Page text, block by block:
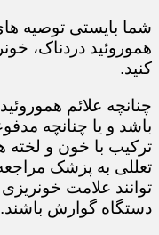
شما بایستی توصیه
هموروئید دردناک،
کنید.
چنانچه علائم
باشد و یا چنانچه
ترکیب با خون و لخته
تعللی به پزشک
توانند علامت
دستگاه گوارش باشند.